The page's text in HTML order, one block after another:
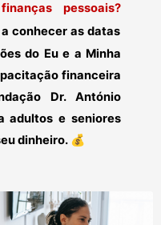
pessoais?
conhecer as datas
do Eu e a Minha
financeira
Dr. António
adultos e seniores
dinheiro. 💰